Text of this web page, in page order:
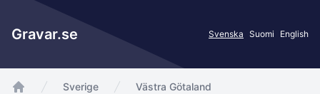
Gravar.se Svenska Suomi English
Sverige
Västra Götaland